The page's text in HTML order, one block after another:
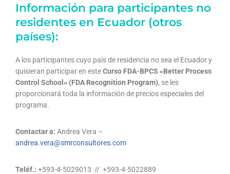
Información para participantes no
residentes en Ecuador (otros
países):
A los participantes cuyo país de residencia no sea el Ecuador y
quisieran participar en esteCurso FDA-BPCS «Better Process
Control School» (FDA Recognition Program), se les
proporcionará toda la información de precios especiales del
programa.
Contactar a: Andrea Vera –
andrea.vera@smrconsultores.com
Teléf.: +593-4-5029013 // +593-4-5022889